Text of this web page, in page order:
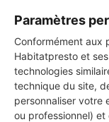
Paramètres
Conformément aux
Habitatpresto et ses
technologies
technique du site,
personnaliser votre
ou professionnel)